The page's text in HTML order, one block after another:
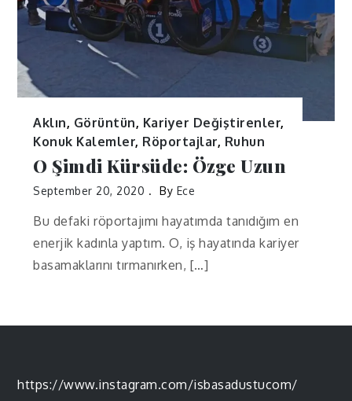
Aklın, Görüntün, Kariyer Değiştirenler,
Konuk Kalemler, Röportajlar, Ruhun
O Şimdi Kürsüde: Özge Uzun
September 20, 2020 By Ece
Bu defaki röportajımı hayatımda tanıdığım en
enerjik kadınla yaptım. O, iş hayatında kariyer
basamaklarını tırmanırken, […]
https://www.instagram.com/isbasadustucom/